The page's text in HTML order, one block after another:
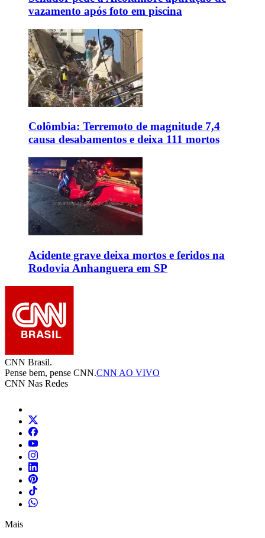
vazamento após foto em piscina
Colômbia: Terremoto de magnitude 7,4
causa desabamentos e deixa 111 mortos
Acidente grave deixa mortos e feridos na
Rodovia Anhanguera em SP
CNN Brasil.
Pense bem, pense CNN.CNN AO VIVO
CNN Nas Redes
Mais